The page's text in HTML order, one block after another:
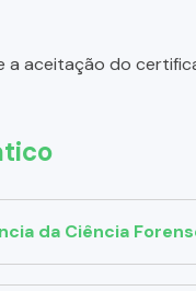
a aceitação do
da Ciência